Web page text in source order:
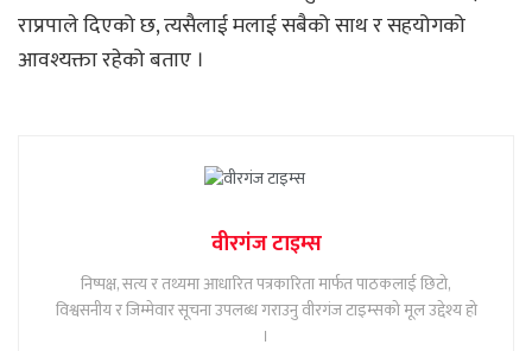
राप्रपाले दिएको छ, त्यसैलाई मलाई सबैको साथ र सहयोगको
आवश्यक्ता रहेको बताए ।
वीरगंज टाइम्स
निष्पक्ष, सत्य र तथ्यमा आधारित पत्रकारिता मार्फत पाठकलाई छिटो,
विश्वसनीय र जिम्मेवार सूचना उपलब्ध गराउनु वीरगंज टाइम्सको मूल उद्देश्य हो
।